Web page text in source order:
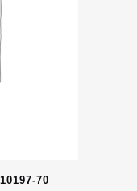
70